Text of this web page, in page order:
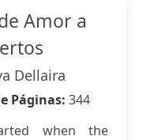
Amor a
Dellaira
Páginas: 344
when the